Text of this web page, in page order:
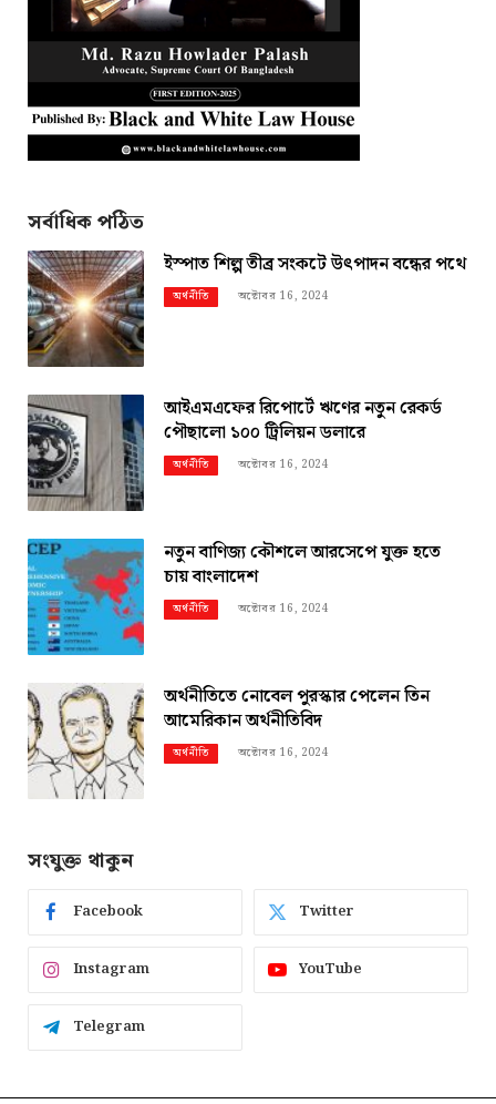
সর্বাধিক পঠিত
ইস্পাত শিল্প তীব্র সংকটে উৎপাদন বন্ধের পথে
অর্থনীতি অক্টোবর 16, 2024
আইএমএফের রিপোর্টে ঋণের নতুন রেকর্ড
পৌছালো ১০০ ট্রিলিয়ন ডলারে
অর্থনীতি অক্টোবর 16, 2024
নতুন বাণিজ্য কৌশলে আরসেপে যুক্ত হতে
চায় বাংলাদেশ
অর্থনীতি অক্টোবর 16, 2024
অর্থনীতিতে নোবেল পুরস্কার পেলেন তিন
আমেরিকান অর্থনীতিবিদ
অর্থনীতি অক্টোবর 16, 2024
সংযুক্ত থাকুন
Facebook Twitter
Instagram YouTube
Telegram